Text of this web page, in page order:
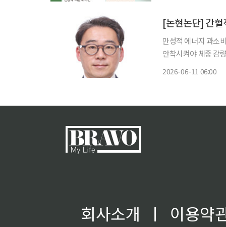
[논현논단] 간헐
만성적 에너지 과소
안착시켜야 체중 감량과 건강이라는 두 마리 토끼를 잡기 위해 주목받는 방법이 바로 ‘간헐적
2026-06-11 06:00
회사소개 ㅣ
이용약